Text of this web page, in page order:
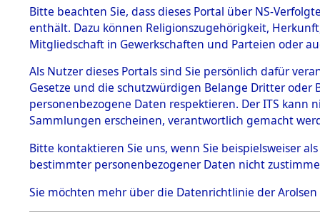
BESTÄNDE
1.
mente
5. Verschiedenes
5.3
Todesmärsche
5.3.1 Alliierte
Erhebungen
zu
Todesmärsch
en
5.3.2
Neunburg
0001
Bitte beachten Sie, dass dieses Portal über NS-
enthält. Dazu können Religionszugehörigkeit,
Mitgliedschaft in Gewerkschaften und Parteien oder
Als Nutzer dieses Portals sind Sie persönlich dafür
Gesetze und die schutzwürdigen Belange Dritter
personenbezogene Daten respektieren. Der ITS
Sammlungen erscheinen, verantwortlich gemacht
Bitte kontaktieren Sie uns, wenn Sie beispielsweiser
bestimmter personenbezogener Daten nicht
Sie möchten mehr über die Datenrichtlinie der Arolsen